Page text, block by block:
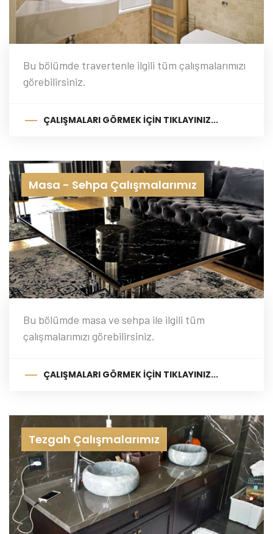
Bu bölümde travertenle ilgili tüm çalışmalarımızı
görebilirsiniz.
ÇALIŞMALARI GÖRMEK İÇIN TIKLAYINIZ...
Masa - Sehpa Çalışmalarımız
Bu bölümde masa ve sehpa ile ilgili tüm
çalışmalarımızı görebilirsiniz.
ÇALIŞMALARI GÖRMEK İÇIN TIKLAYINIZ...
Tezgah Çalışmalarımız